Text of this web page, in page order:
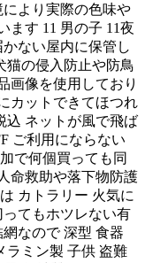
により実際の色味や
ます 11 男の子 11夜
ない屋内に保管し
猫の侵入防止や防鳥
画像を使用しており
カットできてほつれ
込 ネットが風で飛ば
ご利用にならない
で何個買っても同
命救助や落下物防護
カトラリー 火気に
てもホツレない有
なので 深型 食器
ラミン製 子供 盗難